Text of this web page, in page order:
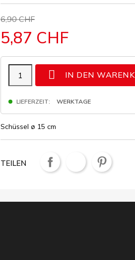
6,90 CHF
5,87 CHF
 IN DEN
LIEFERZEIT: WERKTAGE
Schüssel ø 15 cm
TEILEN